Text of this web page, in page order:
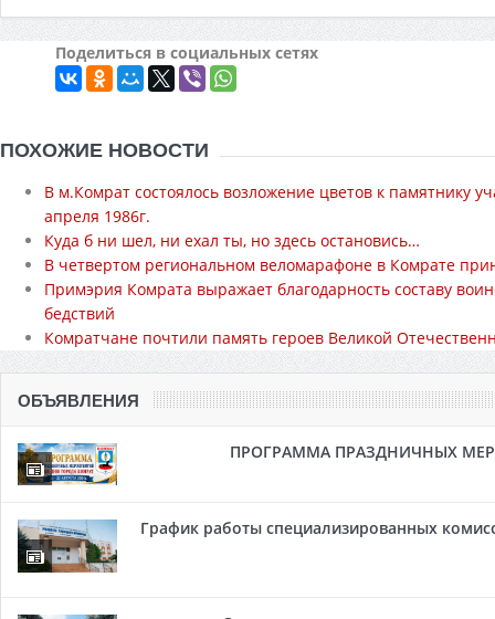
Поделиться в социальных сетях
ПОХОЖИЕ НОВОСТИ
В м.Комрат состоялось возложение цветов к памятнику
апреля 1986г.
Куда б ни шел, ни ехал ты, но здесь остановись…
В четвертом региональном веломарафоне в Комрате
Примэрия Комрата выражает благодарность составу
бедствий
Комратчане почтили память героев Великой
ОБЪЯВЛЕНИЯ
ПРОГРАММА ПРАЗДНИЧНЫХ
График работы специализированных